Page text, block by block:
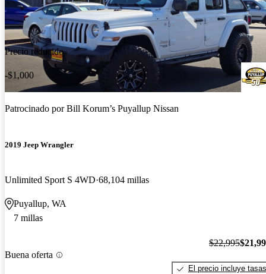
Precio reducido
-$1,000
Patrocinado porBill Korum’s Puyallup Nissan
2019 Jeep Wrangler
Unlimited Sport S 4WD 68,104 millas
Puyallup, WA
7 millas
Buena oferta
$22,995
El precio incluye tasas